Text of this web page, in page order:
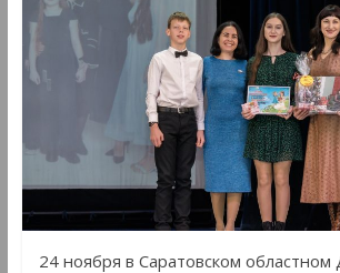
24 ноября в Саратовском